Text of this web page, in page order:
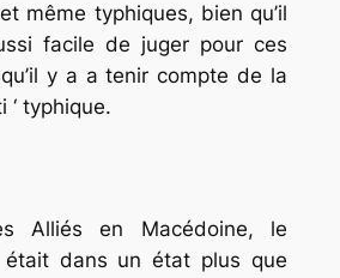
même typhiques, bien qu’il
facile de juger pour ces
y a a tenir compte de la
‘ typhique.
Alliés en Macédoine, le
était dans un état plus que